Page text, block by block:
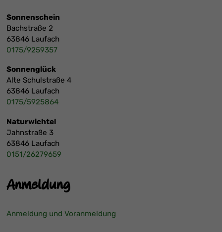
Sonnenschein
Bachstraße 2
63846 Laufach
0175/9259357
Sonnenglück
Alte Schulstraße 4
63846 Laufach
0175/5925864
Naturwichtel
Jahnstraße 3
63846 Laufach
0151/26279659
Anmeldung
Anmeldung und Voranmeldung